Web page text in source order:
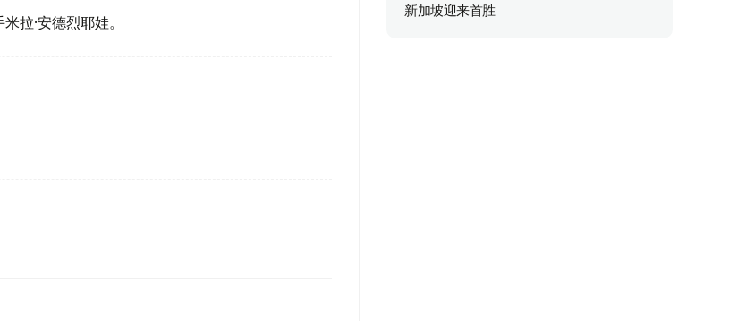
拉·安德烈耶娃。
新加坡迎来首胜